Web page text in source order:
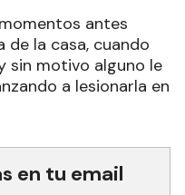
antes
de la casa, cuando
sin motivo alguno le
a lesionarla en
en tu email